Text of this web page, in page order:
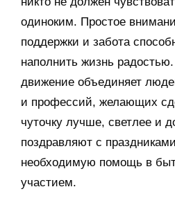
одиноким. Простое
поддержки и забота
наполнить жизнь
движение объединяет
и профессий, желающих
чуточку лучше, светлее и
поздравляют с
необходимую помощь в
участием.